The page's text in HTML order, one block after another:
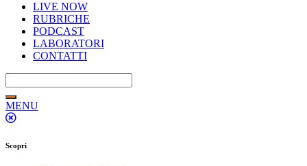
LIVE NOW
RUBRICHE
PODCAST
LABORATORI
CONTATTI
MENU
Scopri